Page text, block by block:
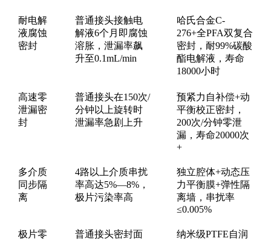
耐电解
液腐蚀
密封
普通接头接触电
解液6个月即腐蚀
溶胀，泄漏率飙
升至0.1mL/min
哈氏合金C-
276+全PFA双复合
密封，耐99%碳酸
酯电解液，寿命
18000小时
高速零
泄漏密
封
普通接头在150次/
分钟以上旋转时
泄漏率急剧上升
预紧力自补偿+动
平衡校正密封，
200次/分钟零泄
漏，寿命20000次
+
多介质
同步隔
离
4路以上介质串扰
率高达5%—8%，
极片污染率高
独立腔体+动态压
力平衡膜+弹性隔
离墙，串扰率
≤0.005%
极片零
普通接头密封面
纳米级PTFE自润